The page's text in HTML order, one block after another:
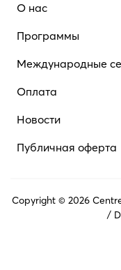
О нас
Программы
Международные
Оплата
Новости
Публичная оферта
Copyright © 2026
/